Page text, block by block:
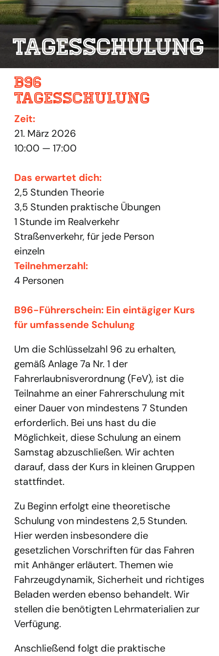
B96
Tagesschulung
Zeit:
21. März 2026
10:00 — 17:00
Das erwartet dich:
2,5 Stunden Theorie
3,5 Stunden praktische Übungen
1 Stunde im Realverkehr
Straßenverkehr, für jede Person
einzeln
Teilnehmerzahl:
4 Personen
B96-Führerschein: Ein eintägiger Kurs
für umfassende Schulung
Um die Schlüsselzahl 96 zu erhalten,
gemäß Anlage 7a Nr. 1 der
Fahrerlaubnisverordnung (FeV), ist die
Teilnahme an einer Fahrerschulung mit
einer Dauer von mindestens 7 Stunden
erforderlich. Bei uns hast du die
Möglichkeit, diese Schulung an einem
Samstag abzuschließen. Wir achten
darauf, dass der Kurs in kleinen Gruppen
stattfindet.
Zu Beginn erfolgt eine theoretische
Schulung von mindestens 2,5 Stunden.
Hier werden insbesondere die
gesetzlichen Vorschriften für das Fahren
mit Anhänger erläutert. Themen wie
Fahrzeugdynamik, Sicherheit und richtiges
Beladen werden ebenso behandelt. Wir
stellen die benötigten Lehrmaterialien zur
Verfügung.
Anschließend folgt die praktische